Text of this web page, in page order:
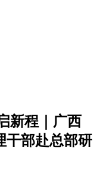
新程｜广西
干部赴总部研